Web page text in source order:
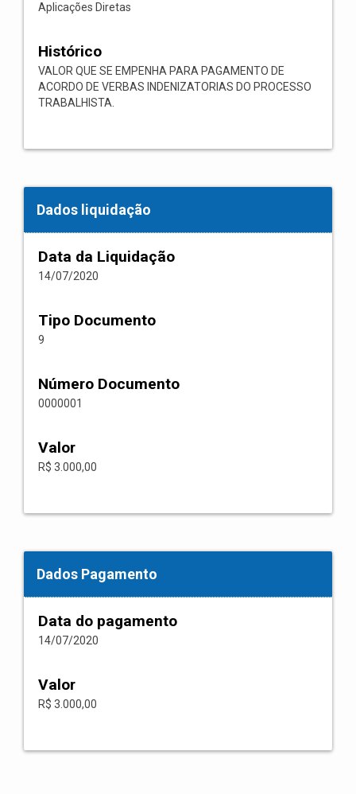
Aplicações Diretas
Histórico
VALOR QUE SE EMPENHA PARA PAGAMENTO DE
ACORDO DE VERBAS INDENIZATORIAS DO PROCESSO
TRABALHISTA.
Dados liquidação
Data da Liquidação
14/07/2020
Tipo Documento
9
Número Documento
0000001
Valor
R$ 3.000,00
Dados Pagamento
Data do pagamento
14/07/2020
Valor
R$ 3.000,00